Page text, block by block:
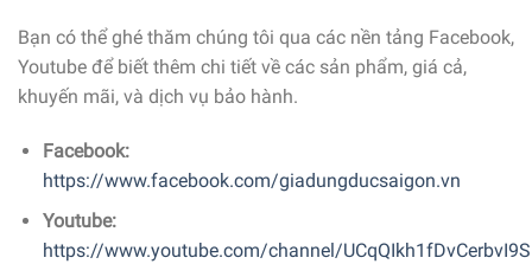
Bạn có thể ghé thăm chúng tôi qua các nền tảng Facebook,
Youtube để biết thêm chi tiết về các sản phẩm, giá cả,
khuyến mãi, và dịch vụ bảo hành.
Facebook:
https://www.facebook.com/giadungducsaigon.vn
Youtube:
https://www.youtube.com/channel/